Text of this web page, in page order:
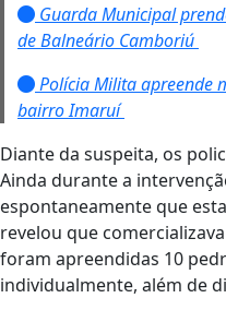
Guarda Municipal
de Balneário Camboriú
Polícia Milita apreende
bairro Imaruí
Diante da suspeita, os
Ainda durante a
espontaneamente que
revelou que
foram apreendidas 10
individualmente, além de